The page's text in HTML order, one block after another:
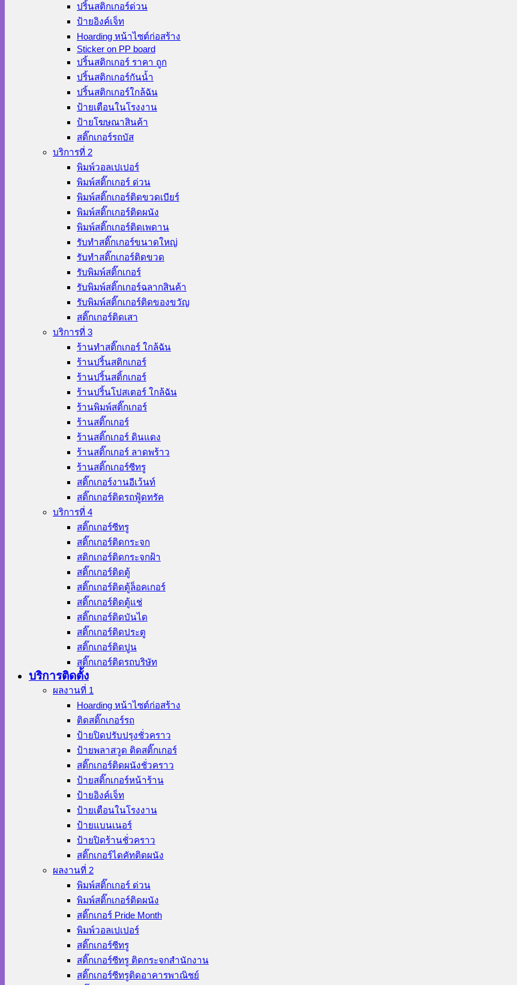
ปริ้นสติกเกอร์ด่วน
ป้ายอิงค์เจ็ท
Hoarding หน้าไซต์ก่อสร้าง
Sticker on PP board
ปริ้นสติกเกอร์ ราคา ถูก
ปริ้นสติกเกอร์กันน้ำ
ปริ้นสติกเกอร์ใกล้ฉัน
ป้ายเตือนในโรงงาน
ป้ายโฆษณาสินค้า
สติ๊กเกอร์รถบัส
บริการที่ 2
พิมพ์วอลเปเปอร์
พิมพ์สติ๊กเกอร์ ด่วน
พิมพ์สติ๊กเกอร์ติดขวดเบียร์
พิมพ์สติ๊กเกอร์ติดผนัง
พิมพ์สติ๊กเกอร์ติดเพดาน
รับทำสติ๊กเกอร์ขนาดใหญ่
รับทำสติ๊กเกอร์ติดขวด
รับพิมพ์สติ๊กเกอร์
รับพิมพ์สติ๊กเกอร์ฉลากสินค้า
รับพิมพ์สติ๊กเกอร์ติดของขวัญ
สติ๊กเกอร์ติดเสา
บริการที่ 3
ร้านทําสติ๊กเกอร์ ใกล้ฉัน
ร้านปริ้นสติกเกอร์
ร้านปริ้นสติ้กเกอร์
ร้านปริ้นโปสเตอร์ ใกล้ฉัน
ร้านพิมพ์สติ๊กเกอร์
ร้านสติ๊กเกอร์
ร้านสติ๊กเกอร์ ดินแดง
ร้านสติ๊กเกอร์ ลาดพร้าว
ร้านสติ๊กเกอร์ซีทรู
สติ๊กเกอร์งานอีเว้นท์
สติ๊กเกอร์ติดรถฟู้ดทรัค
บริการที่ 4
สติ๊กเกอร์ซีทรู
สติ๊กเกอร์ติดกระจก
สติกเกอร์ติดกระจกฝ้า
สติ๊กเกอร์ติดตู้
สติ๊กเกอร์ติดตู้ล็อคเกอร์
สติ๊กเกอร์ติดตู้แช่
สติ๊กเกอร์ติดบันได
สติ๊กเกอร์ติดประตู
สติ๊กเกอร์ติดปูน
สติ๊กเกอร์ติดรถบริษัท
บริการติดตั้ง
ผลงานที่ 1
Hoarding หน้าไซต์ก่อสร้าง
ติดสติ๊กเกอร์รถ
ป้ายปิดปรับปรุงชั่วคราว
ป้ายพลาสวูด ติดสติ๊กเกอร์
สติ๊กเกอร์ติดผนังชั่วคราว
ป้ายสติ๊กเกอร์หน้าร้าน
ป้ายอิงค์เจ็ท
ป้ายเตือนในโรงงาน
ป้ายแบนเนอร์
ป้ายปิดร้านชั่วคราว
สติ๊กเกอร์ไดคัทติดผนัง
ผลงานที่ 2
พิมพ์สติ๊กเกอร์ ด่วน
พิมพ์สติ๊กเกอร์ติดผนัง
สติ๊กเกอร์ Pride Month
พิมพ์วอลเปเปอร์
สติ๊กเกอร์ซีทรู
สติ๊กเกอร์ซีทรู ติดกระจกสำนักงาน
สติ๊กเกอร์ซีทรูติดอาคารพาณิชย์